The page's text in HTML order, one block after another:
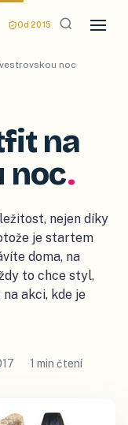
Od 2015
noc
na
noc.
nejen díky
je startem
doma, na
to chce styl,
akci, kde je
1 min čtení